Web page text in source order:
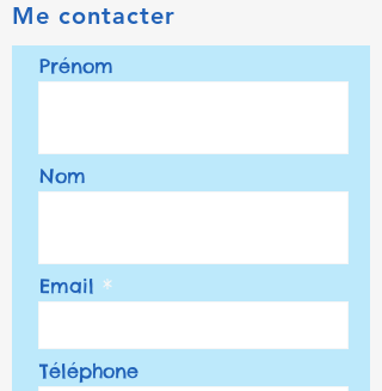
Me contacter
Prénom
Nom
Email
Téléphone